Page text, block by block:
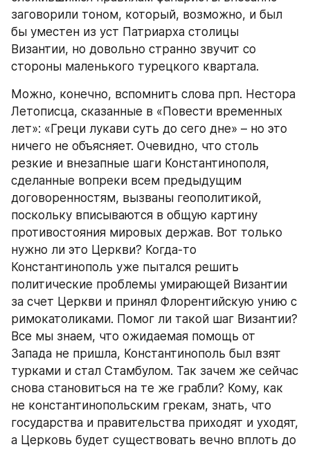
заговорили тоном, который, возможно, и был
бы уместен из уст Патриарха столицы
Византии, но довольно странно звучит со
стороны маленького турецкого квартала.
Можно, конечно, вспомнить слова прп. Нестора
Летописца, сказанные в «Повести временных
лет»: «Греци лукави суть до сего дне» – но это
ничего не объясняет. Очевидно, что столь
резкие и внезапные шаги Константинополя,
сделанные вопреки всем предыдущим
договоренностям, вызваны геополитикой,
поскольку вписываются в общую картину
противостояния мировых держав. Вот только
нужно ли это Церкви? Когда-то
Константинополь уже пытался решить
политические проблемы умирающей Византии
за счет Церкви и принял Флорентийскую унию с
римокатоликами. Помог ли такой шаг Византии?
Все мы знаем, что ожидаемая помощь от
Запада не пришла, Константинополь был взят
турками и стал Стамбулом. Так зачем же сейчас
снова становиться на те же грабли? Кому, как
не константинопольским грекам, знать, что
государства и правительства приходят и уходят,
а Церковь будет существовать вечно вплоть до